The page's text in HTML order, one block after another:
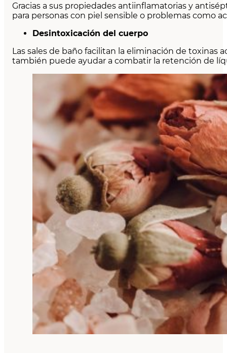
Gracias a sus propiedades antiinflamatorias y
para personas con piel sensible o problemas como
Desintoxicación del cuerpo
Las sales de baño facilitan la eliminación de
también puede ayudar a combatir la retención de